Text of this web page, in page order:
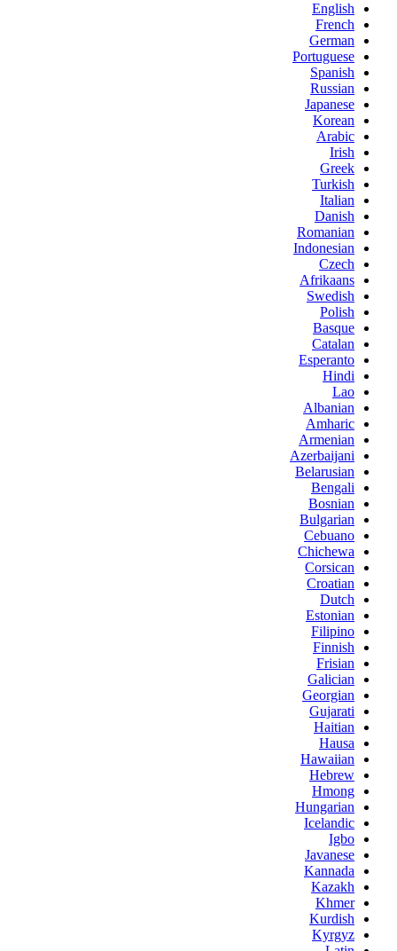
English
French
German
Portuguese
Spanish
Russian
Japanese
Korean
Arabic
Irish
Greek
Turkish
Italian
Danish
Romanian
Indonesian
Czech
Afrikaans
Swedish
Polish
Basque
Catalan
Esperanto
Hindi
Lao
Albanian
Amharic
Armenian
Azerbaijani
Belarusian
Bengali
Bosnian
Bulgarian
Cebuano
Chichewa
Corsican
Croatian
Dutch
Estonian
Filipino
Finnish
Frisian
Galician
Georgian
Gujarati
Haitian
Hausa
Hawaiian
Hebrew
Hmong
Hungarian
Icelandic
Igbo
Javanese
Kannada
Kazakh
Khmer
Kurdish
Kyrgyz